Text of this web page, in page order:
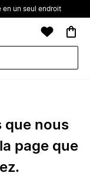
en un seul endroit
que nous
page que